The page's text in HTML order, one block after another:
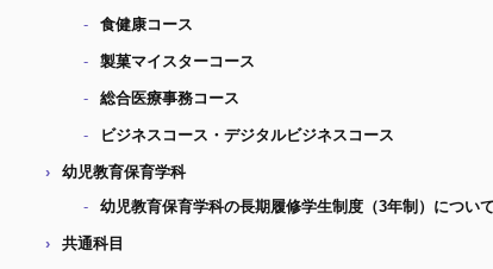
食健康コース
製菓マイスターコース
総合医療事務コース
ビジネスコース・デジタルビジネスコース
幼児教育保育学科
幼児教育保育学科の長期履修学生制度（3年制）について
共通科目